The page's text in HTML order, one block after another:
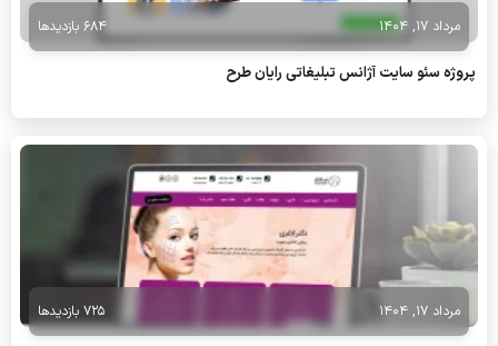
مرداد 17, 1404 684 بازدیدها
پروژه سئو سایت آژانس تبلیغاتی رایان طرح
مرداد 17, 1404 725 بازدیدها